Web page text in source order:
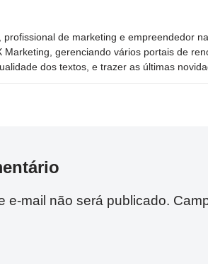
de marketing e empreendedor
gerenciando vários portais de
dos textos, e trazer as últimas
e-mail não será publicado.